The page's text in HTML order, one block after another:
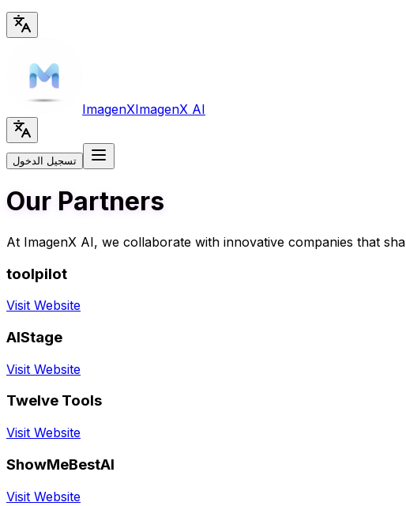
ImagenXImagenX AI
تسجيل الدخول
Our Partners
At ImagenX AI, we collaborate with innovative companies that
toolpilot
Visit Website
AIStage
Visit Website
Twelve Tools
Visit Website
ShowMeBestAI
Visit Website